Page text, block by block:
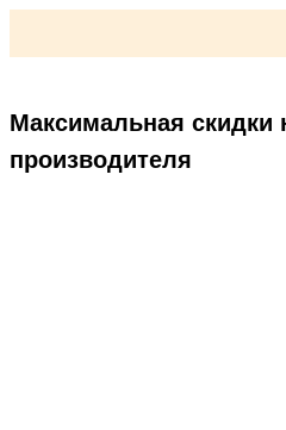
Максимальная
производителя